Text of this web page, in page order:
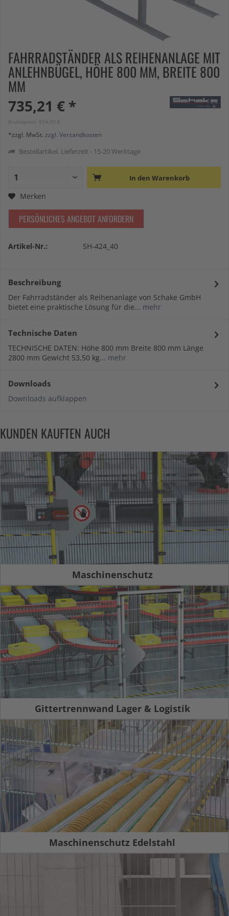
FAHRRADSTÄNDER ALS REIHENANLAGE MIT
ANLEHNBÜGEL, HÖHE 800 MM, BREITE 800
MM
735,21 € *
Bruttopreis: 874,90 €
*zzgl. MwSt. zzgl. Versandkosten
Bestellartikel. Lieferzeit - 15-20 Werktage
In den Warenkorb
Merken
PERSÖNLICHES ANGEBOT ANFORDERN
Artikel-Nr.: SH-424_40
Beschreibung
Der Fahrradständer als Reihenanlage von Schake GmbH
bietet eine praktische Lösung für die... mehr
Technische Daten
TECHNISCHE DATEN: Höhe 800 mm Breite 800 mm Länge
2800 mm Gewicht 53,50 kg... mehr
Downloads
Downloads aufklappen
KUNDEN KAUFTEN AUCH
Maschinenschutz
Gittertrennwand Lager & Logistik
Maschinenschutz Edelstahl